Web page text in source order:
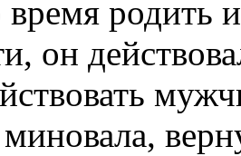
время родить
он
миновала,